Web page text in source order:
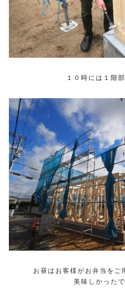
１０時には１階
お昼はお客様がお弁当をご
美味しかったで